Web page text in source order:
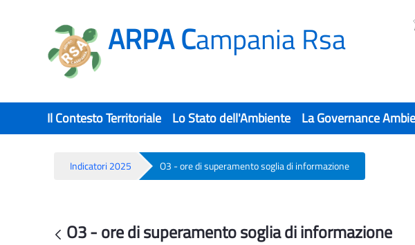
ARPA Campania Rsa
Il Contesto Territoriale Lo Stato dell'Ambiente La Governance
Indicatori 2025 O3 - ore di superamento soglia di informazione
O3 - ore di superamento soglia di informazione